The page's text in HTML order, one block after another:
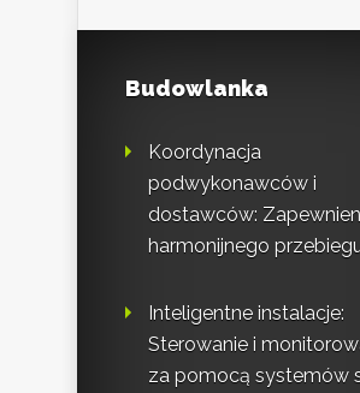
Budowlanka
Koordynacja
podwykonawców i
dostawców:
harmonijnego
Inteligentne instalacje:
Sterowanie i
za pomocą systemów